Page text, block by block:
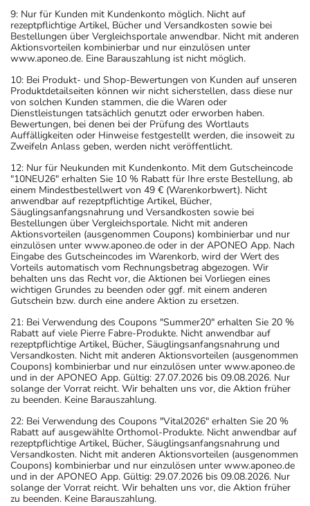
9: Nur für Kunden mit Kundenkonto möglich. Nicht auf
rezeptpflichtige Artikel, Bücher und Versandkosten sowie bei
Bestellungen über Vergleichsportale anwendbar. Nicht mit anderen
Aktionsvorteilen kombinierbar und nur einzulösen unter
www.aponeo.de. Eine Barauszahlung ist nicht möglich.
10: Bei Produkt- und Shop-Bewertungen von Kunden auf unseren
Produktdetailseiten können wir nicht sicherstellen, dass diese nur
von solchen Kunden stammen, die die Waren oder
Dienstleistungen tatsächlich genutzt oder erworben haben.
Bewertungen, bei denen bei der Prüfung des Wortlauts
Auffälligkeiten oder Hinweise festgestellt werden, die insoweit zu
Zweifeln Anlass geben, werden nicht veröffentlicht.
12: Nur für Neukunden mit Kundenkonto. Mit dem Gutscheincode
"10NEU26" erhalten Sie 10 % Rabatt für Ihre erste Bestellung, ab
einem Mindestbestellwert von 49 € (Warenkorbwert). Nicht
anwendbar auf rezeptpflichtige Artikel, Bücher,
Säuglingsanfangsnahrung und Versandkosten sowie bei
Bestellungen über Vergleichsportale. Nicht mit anderen
Aktionsvorteilen (ausgenommen Coupons) kombinierbar und nur
einzulösen unter www.aponeo.de oder in der APONEO App. Nach
Eingabe des Gutscheincodes im Warenkorb, wird der Wert des
Vorteils automatisch vom Rechnungsbetrag abgezogen. Wir
behalten uns das Recht vor, die Aktionen bei Vorliegen eines
wichtigen Grundes zu beenden oder ggf. mit einem anderen
Gutschein bzw. durch eine andere Aktion zu ersetzen.
21: Bei Verwendung des Coupons "Summer20" erhalten Sie 20 %
Rabatt auf viele Pierre Fabre-Produkte. Nicht anwendbar auf
rezeptpflichtige Artikel, Bücher, Säuglingsanfangsnahrung und
Versandkosten. Nicht mit anderen Aktionsvorteilen (ausgenommen
Coupons) kombinierbar und nur einzulösen unter www.aponeo.de
und in der APONEO App. Gültig: 27.07.2026 bis 09.08.2026. Nur
solange der Vorrat reicht. Wir behalten uns vor, die Aktion früher
zu beenden. Keine Barauszahlung.
22: Bei Verwendung des Coupons "Vital2026" erhalten Sie 20 %
Rabatt auf ausgewählte Orthomol-Produkte. Nicht anwendbar auf
rezeptpflichtige Artikel, Bücher, Säuglingsanfangsnahrung und
Versandkosten. Nicht mit anderen Aktionsvorteilen (ausgenommen
Coupons) kombinierbar und nur einzulösen unter www.aponeo.de
und in der APONEO App. Gültig: 29.07.2026 bis 09.08.2026. Nur
solange der Vorrat reicht. Wir behalten uns vor, die Aktion früher
zu beenden. Keine Barauszahlung.